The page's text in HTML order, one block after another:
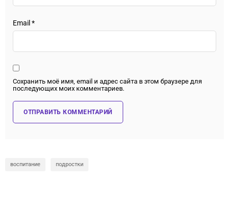
Email *
Сохранить моё имя, email и адрес сайта в этом браузере для
последующих моих комментариев.
воспитание подростки